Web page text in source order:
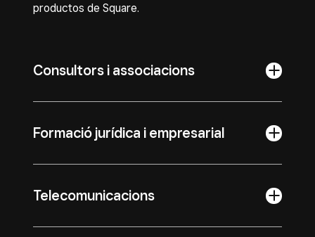
productos de Square.
Consultors i associacions
Formació jurídica i empresarial
Telecomunicacions